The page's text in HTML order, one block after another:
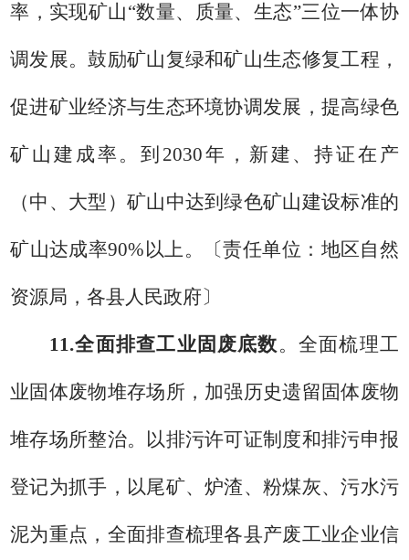
率，实现矿山“数量、质量、生态”三位一体协
调发展。鼓励矿山复绿和矿山生态修复工程，
促进矿业经济与生态环境协调发展，提高绿色
矿山建成率。到 2030年，新建、持证在产
（中、大型）矿山中达到绿色矿山建设标准的
矿山达成率90% 以上。 〔责任单位： 地区自然
资源局 ，各县人民政府〕
11.全面排查工业固废底数。 全面梳理工
业固体废物堆存场所，加强历史遗留 固体废物
堆存场所整治。以排污许可证制度和排污申报
登记为抓手， 以尾矿、炉渣、粉煤灰、污水污
泥为重点， 全面排查梳理各县产废工业企业信